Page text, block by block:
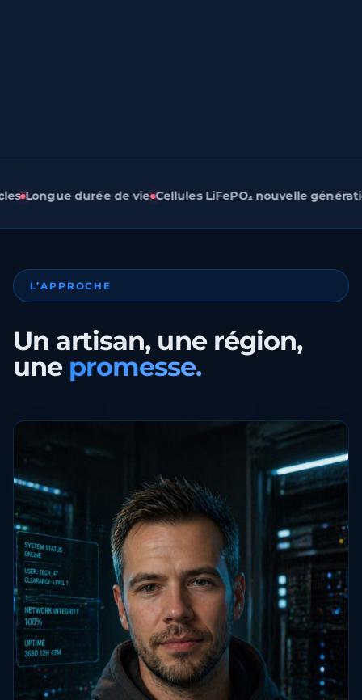
durée de vie Cellules LiFePO₄ nouvelle génération
L’APPROCHE
Un artisan, une région,
une promesse.